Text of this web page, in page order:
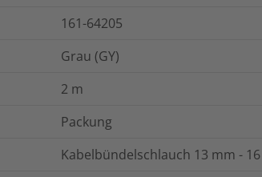
161-64205
Grau (GY)
2 m
Packung
Kabelbündelschlauch 13 mm -